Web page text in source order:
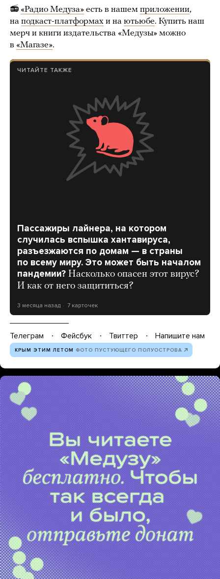
📻 «Радио Медуза» есть в нашем приложении,
на подкаст-платформах и на ютьюбе. Купить наш
мерч и книги издательства «Медузы» можно
в «Магазе».
ЧИТАЙТЕ ТАКЖЕ
Пассажиры лайнера, на котором
случилась вспышка хантавируса,
разъезжаются по домам — в страны
по всему миру. Это может быть началом
пандемии? Насколько опасен этот вирус?
И как от него защититься?
3 месяца назад 7 карточек
Телеграм Фейсбук Твиттер Напишите нам
КРЫМ ЭТИМ ЛЕТОМ ФОТО ПУСТУЮЩЕГО ПОЛУОСТРОВА